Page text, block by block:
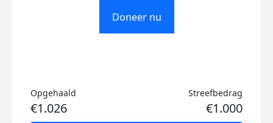
Doneer nu
Opgehaald
€1.026
Streefbedrag
€1.000